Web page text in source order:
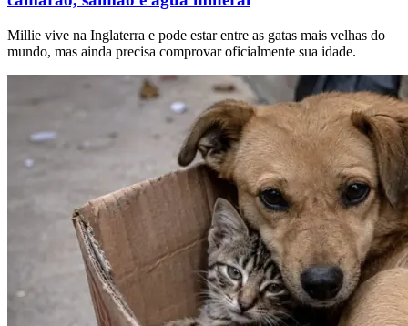
Millie vive na Inglaterra e pode estar entre as gatas mais velhas do
mundo, mas ainda precisa comprovar oficialmente sua idade.